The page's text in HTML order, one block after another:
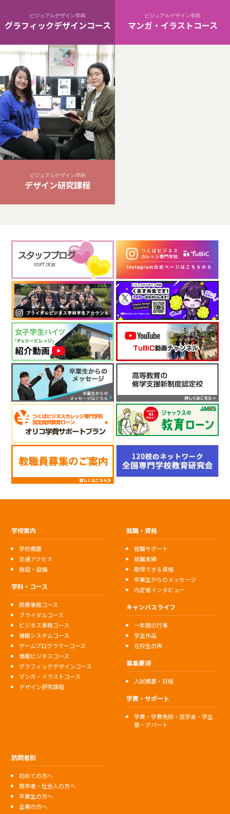
ビジュアルデザイン学科
グラフィックデザインコース
ビジュアルデザイン学科
マンガ・イラストコース
ビジュアルデザイン学科
デザイン研究課程
学校案内
学校概要
交通アクセス
施設・設備
学科・コース
医療事務コース
ブライダルコース
ビジネス事務コース
情報システムコース
ゲームプログラマーコース
情報ビジネスコース
グラフィックデザインコース
マンガ・イラストコース
デザイン研究課程
就職・資格
就職サポート
就職実績
取得できる資格
卒業生からのメッセージ
内定者インタビュー
キャンパスライフ
一年間の行事
学生作品
在校生の声
募集要項
入試概要・日程
学費・サポート
学費・学費免除・奨学金・学生
寮・アパート
訪問者別
初めての方へ
既卒者・社会人の方へ
卒業生の方へ
企業の方へ